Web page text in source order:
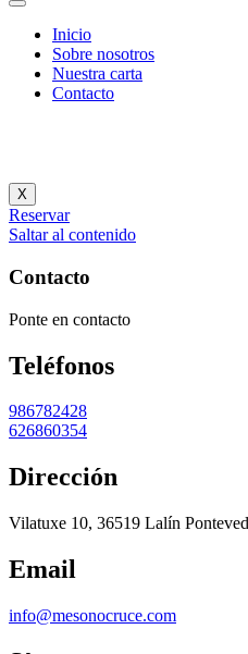
Inicio
Sobre nosotros
Nuestra carta
Contacto
X
Reservar
Saltar al contenido
Contacto
Ponte en contacto
Teléfonos
986782428
626860354
Dirección
Vilatuxe 10, 36519 Lalín
Email
info@mesonocruce.com